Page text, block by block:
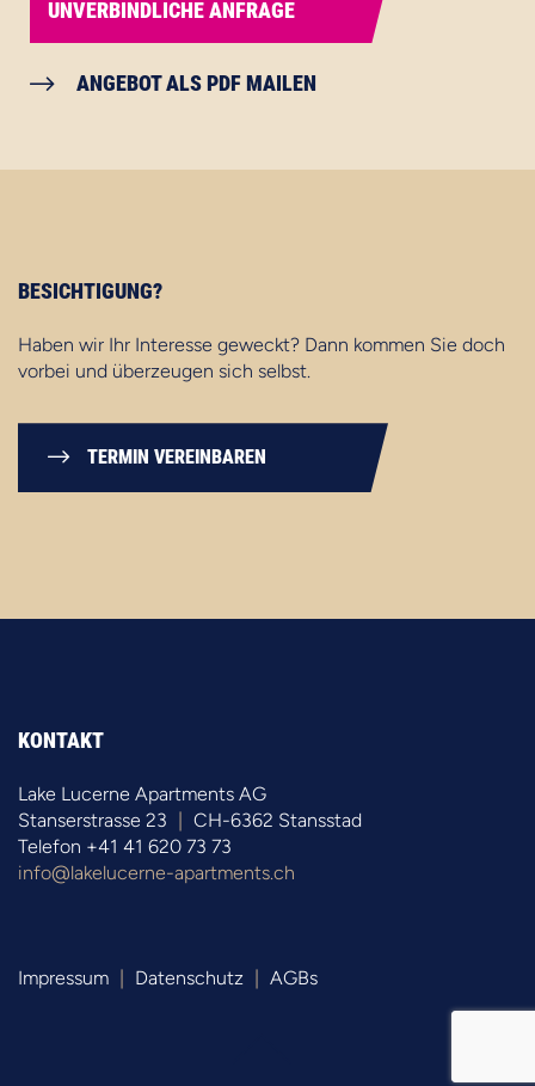
UNVERBINDLICHE ANFRAGE
ANGEBOT ALS PDF MAILEN
KONTAKT
Lake Lucerne Apartments AG
Stanserstrasse 23 | CH-6362 Stansstad
Telefon +41 41 620 73 73
info@lakelucerne-apartments.ch
Impressum | Datenschutz | AGBs
BESICHTIGUNG?
Haben wir Ihr Interesse geweckt? Dann kommen Sie doch
vorbei und überzeugen sich selbst.
TERMIN VEREINBAREN